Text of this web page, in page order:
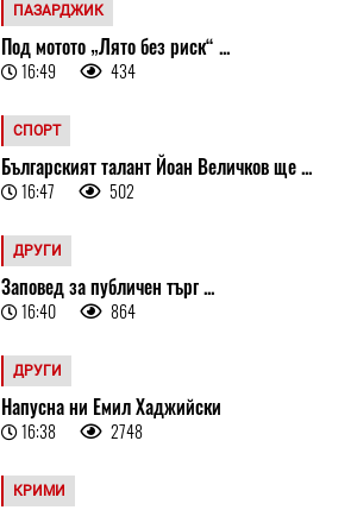
ПАЗАРДЖИК
Под мотото „Лято без риск“ ...
16:49 434
СПОРТ
Българският талант Йоан Величков ще ...
16:47 502
ДРУГИ
Заповед за публичен търг ...
16:40 864
ДРУГИ
Напусна ни Емил Хаджийски
16:38 2748
КРИМИ